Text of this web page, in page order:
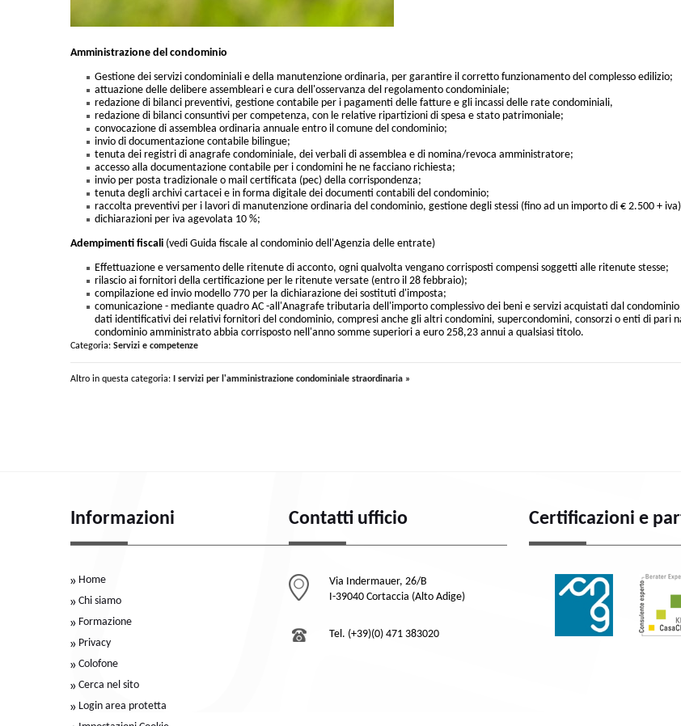
Amministrazione del condominio
Gestione dei servizi condominiali e della manutenzione ordinaria, per garantire il corretto funzionamento del complesso edilizio;
attuazione delle delibere assembleari e cura dell'osservanza del regolamento condominiale;
redazione di bilanci preventivi, gestione contabile per i pagamenti delle fatture e gli incassi delle rate condominiali,
redazione di bilanci consuntivi per competenza, con le relative ripartizioni di spesa e stato patrimoniale;
convocazione di assemblea ordinaria annuale entro il comune del condominio;
invio di documentazione contabile bilingue;
tenuta dei registri di anagrafe condominiale, dei verbali di assemblea e di nomina/revoca amministratore;
accesso alla documentazione contabile per i condomini he ne facciano richiesta;
invio per posta tradizionale o mail certificata (pec) della corrispondenza;
tenuta degli archivi cartacei e in forma digitale dei documenti contabili del condominio;
raccolta preventivi per i lavori di manutenzione ordinaria del condominio, gestione degli stessi (fino ad un importo di € 2.500 +
dichiarazioni per iva agevolata 10 %;
Adempimenti fiscali (vedi Guida fiscale al condominio dell'Agenzia delle entrate)
Effettuazione e versamento delle ritenute di acconto, ogni qualvolta vengano corrisposti compensi soggetti alle ritenute stesse;
rilascio ai fornitori della certificazione per le ritenute versate (entro il 28 febbraio);
compilazione ed invio modello 770 per la dichiarazione dei sostituti d'imposta;
comunicazione - mediante quadro AC -all'Anagrafe tributaria dell'importo complessivo dei beni e servizi acquistati dal
dati identificativi dei relativi fornitori del condominio, compresi anche gli altri condomini, supercondomini, consorzi o enti di pari
condominio amministrato abbia corrisposto nell'anno somme superiori a euro 258,23 annui a qualsiasi titolo.
Categoria: Servizi e competenze
Altro in questa categoria: I servizi per l'amministrazione condominiale straordinaria »
Informazioni
Home
Chi siamo
Formazione
Privacy
Colofone
Cerca nel sito
Login area protetta
Contatti ufficio
Via Indermauer, 26/B
I-39040 Cortaccia (Alto Adige)
Tel. (+39)(0) 471 383020
Certificazioni e